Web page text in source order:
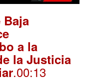
a la
la Justicia
.00:13